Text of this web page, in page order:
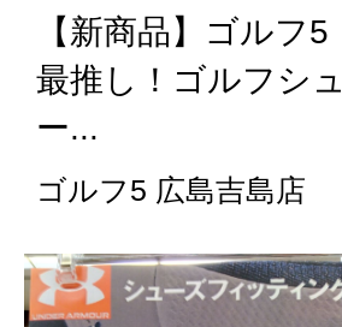
【新商品】ゴルフ5
最推し！ゴルフシュ
ー...
ゴルフ5 広島吉島店